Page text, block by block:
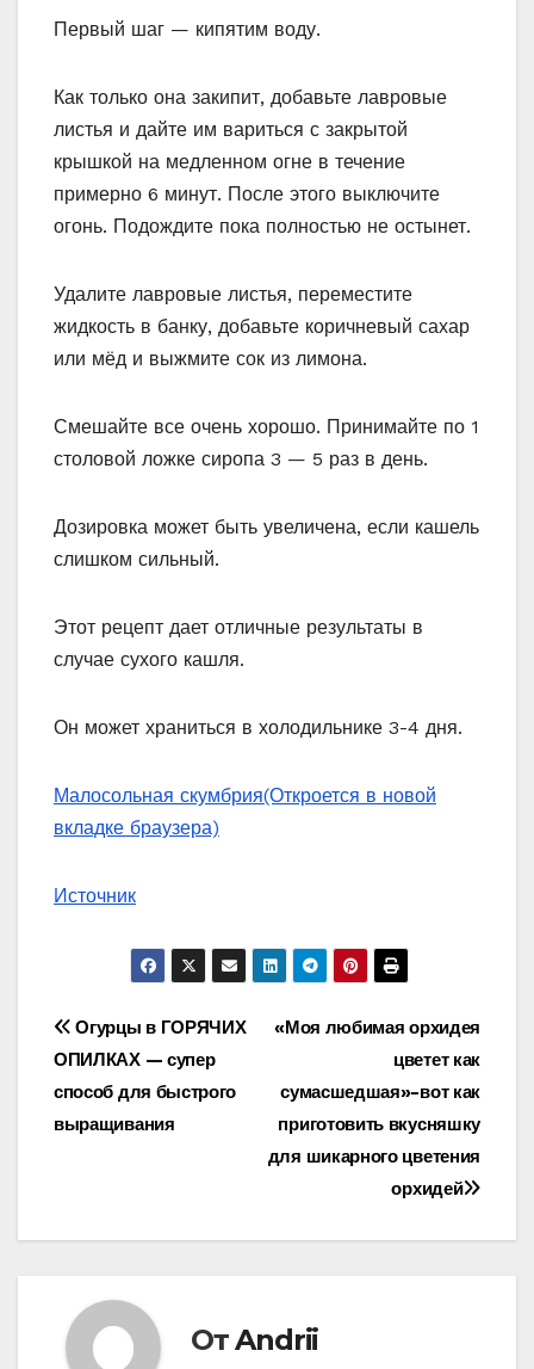
Первый шаг — кипятим воду.
Как только она закипит, добавьте лавровые
листья и дайте им вариться с закрытой
крышкой на медленном огне в течение
примерно 6 минут. После этого выключите
огонь. Подождите пока полностью не остынет.
Удалите лавровые листья, переместите
жидкость в банку, добавьте коричневый сахар
или мёд и выжмите сок из лимона.
Смешайте все очень хорошо. Принимайте по 1
столовой ложке сиропа 3 — 5 раз в день.
Дозировка может быть увеличена, если кашель
слишком сильный.
Этот рецепт дает отличные результаты в
случае сухого кашля.
Он может храниться в холодильнике 3-4 дня.
Малосольная скумбрия(Откроется в новой
вкладке браузера)
Источник
Навигация
по
записям
«Моя любимая орхидея
цветет как
сумасшедшая»-вот как
приготовить вкусняшку
для шикарного цветения
орхидей
Огурцы в ГОРЯЧИХ
ОПИЛКАХ — супер
способ для быстрого
выращивания
ОтAndrii